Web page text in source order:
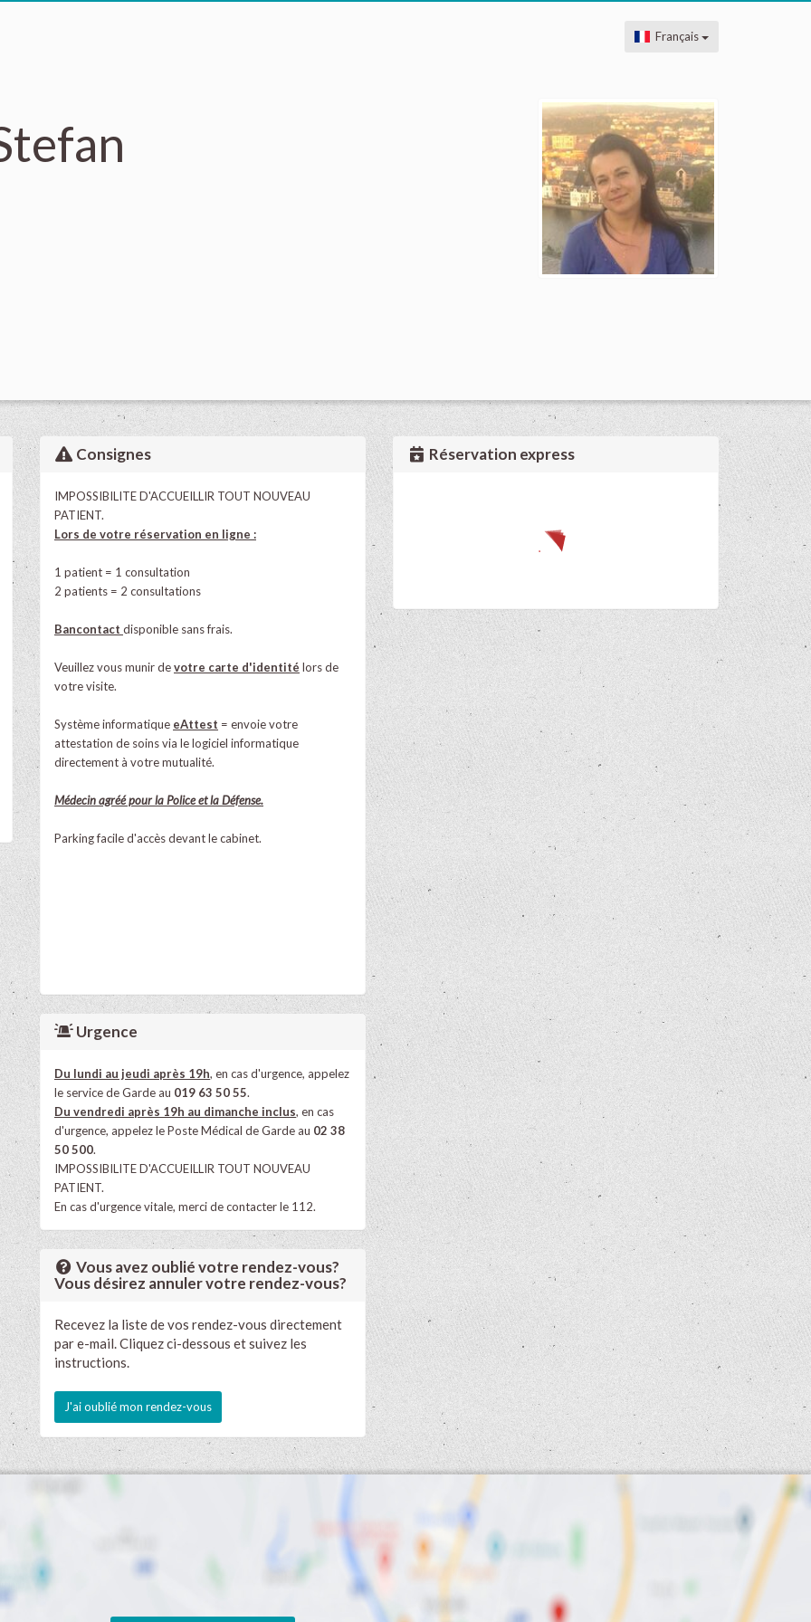
Français
Consignes
IMPOSSIBILITE D'ACCUEILLIR TOUT NOUVEAU
PATIENT.
Lors de votre réservation en ligne :
1 patient = 1 consultation
2 patients = 2 consultations
Bancontact disponible sans frais.
Veuillez vous munir devotre carte d'identité lors de
votre visite.
Système informatique eAttest = envoie votre
attestation de soins via le logiciel informatique
directement à votre mutualité.
Médecin agréé pour la Police et la Défense.
Parking facile d'accès devant le cabinet.
Urgence
Du lundi au jeudi après 19h, en cas d'urgence, appelez
le service de Garde au 019 63 50 55.
Du vendredi après 19h au dimanche inclus, en cas
d'urgence, appelez le Poste Médical de Garde au 02 38
50 500.
IMPOSSIBILITE D'ACCUEILLIR TOUT NOUVEAU
PATIENT.
En cas d'urgence vitale, merci de contacter le 112.
Vous avez oublié votre rendez-vous?
Vous désirez annuler votre rendez-vous?
Recevez la liste de vos rendez-vous directement
par e-mail. Cliquez ci-dessous et suivez les
instructions.
J'ai oublié mon rendez-vous
Réservation express